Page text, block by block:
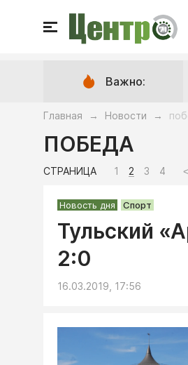
Важно:
Главная → Новости →
ПОБЕДА
СТРАНИЦА 1 2 3 4 <
Новость дня Спорт
Тульский
2:0
16.03.2019, 17:56